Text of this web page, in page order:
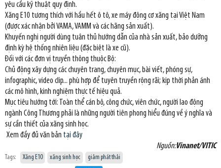
yêu cầu kỹ thuật quy định.
Xăng E10 tương thích với hầu hết ô tô, xe máy động cơ xăng tại Việt Nam
(được xác nhận bởi VAMA, VAMM và các hãng sản xuất).
Khuyến nghị người dùng tuân thủ hướng dẫn của nhà sản xuất, bảo dưỡng
định kỳ hệ thống nhiên liệu (đặc biệt là xe cũ).
Đối với các đơn vị truyền thông thuộc Bộ:
Chủ động xây dựng các chuyên trang, chuyên mục, bài viết, phóng sự,
infographic, video clip... phù hợp để tuyên truyền rộng rãi; kịp thời phản ánh
các mô hình, kinh nghiệm thực tế hiệu quả.
Mục tiêu hướng tới: Toàn thể cán bộ, công chức, viên chức, người lao động
ngành Công Thương phải là những người tiên phong hiểu đúng về ý nghĩa và
sự cần thiết của xăng sinh học.
Xem đầy đủ văn bản tại đây
Nguồn:Vinanet/VITIC
Tags: Xăng E10 xăng sinh học giảm phát thải